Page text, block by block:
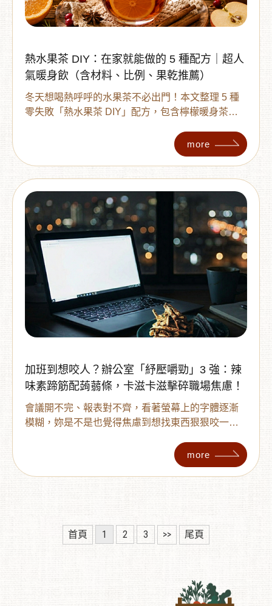
熱水果茶 DIY：在家就能做的 5 種配方｜超人
氣暖身飲（含材料、比例、果乾推薦）
冬天想喝熱呼呼的水果茶不必出門！本文整理 5 種
零失敗「熱水果茶 DIY」配方，包含檸檬暖身茶、
教你如何利用「果乾」在 3 分鐘內快速沖泡，不僅
保存久、香氣更濃郁。快收下這份冬季必備的超人
more
加班到想咬人？辦公室「紓壓嚼勁」3 強：辣
味素蹄筋配蒟蒻條，卡滋卡滋擊碎職場焦慮！
會議開不完、報表對不齊，看著螢幕上的字體逐漸
模糊，妳是不是也覺得焦慮到想找東西狠狠咬一
量，而是透過「咀嚼」來釋放緊繃的神經。此篇為
妳準備了辦公室最強「紓壓補給包」：[辣味素蹄筋]
煩惱，找回繼續奮戰的動力！
more
首頁 1 2 3 >> 尾頁